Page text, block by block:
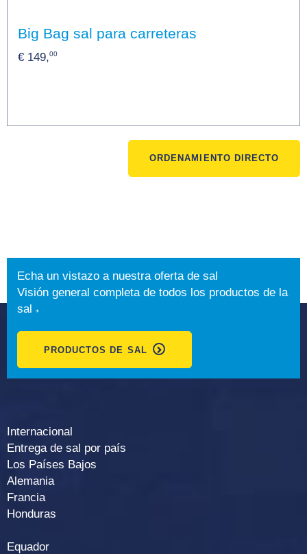
Big Bag sal para carreteras
€ 149,00
ORDENAMIENTO DIRECTO
Echa un vistazo a nuestra oferta de sal
Visión general completa de todos los productos de la
sal
PRODUCTOS DE SAL
Internacional
Entrega de sal por país
Los Países Bajos
Alemania
Francia
Honduras
Equador